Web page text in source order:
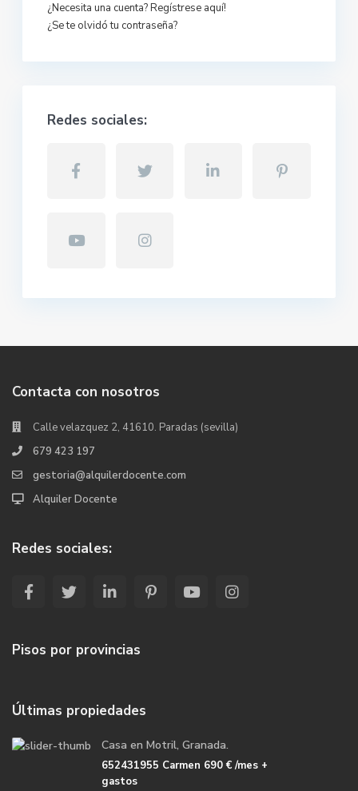
¿Necesita una cuenta? Regístrese aquí!
¿Se te olvidó tu contraseña?
Redes sociales:
Contacta con nosotros
Calle velazquez 2, 41610. Paradas (sevilla)
679 423 197
gestoria@alquilerdocente.com
Alquiler Docente
Redes sociales:
Pisos por provincias
Últimas propiedades
Casa en Motril, Granada.
652431955 Carmen 690 €/mes +
gastos